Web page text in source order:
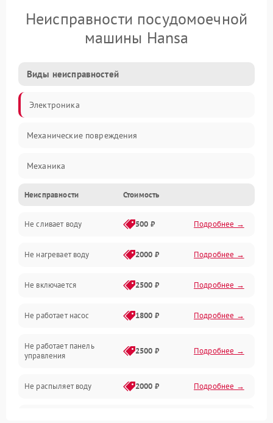
Неисправности посудомоечной
машины Hansa
Виды неисправностей
Электроника
Механические повреждения
Механика
Управление
Электропитание
Датчики
Нагрев
Вода
Гигиена
Программное обеспечение
Неисправности Стоимость
Не сливает воду 500 ₽ Подробнее →
Не нагревает воду 2000 ₽ Подробнее →
Не включается 2500 ₽ Подробнее →
Не работает насос 1800 ₽ Подробнее →
Не работает панель
управления
2500 ₽ Подробнее →
Не распыляет воду 2000 ₽ Подробнее →